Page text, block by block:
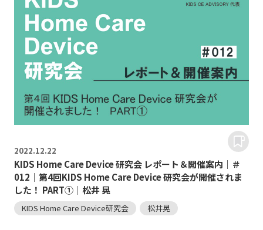
2022.12.22
KIDS Home Care Device 研究会 レポート＆開催案内｜＃
012｜第4回KIDS Home Care Device 研究会が開催されま
した！ PART①｜松井 晃
KIDS Home Care Device研究会 松井晃